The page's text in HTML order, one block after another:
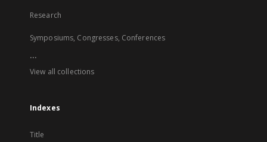
Research
Symposiums, Congresses, Conferences
...
View all collections
Indexes
Title